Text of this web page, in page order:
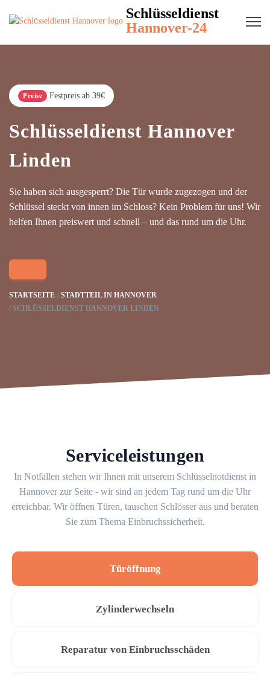
Schlüsseldienst
Hannover-24
Preise Festpreis ab 39€
Schlüsseldienst Hannover
Linden
Sie haben sich ausgesperrt? Die Tür wurde zugezogen und der
Schlüssel steckt von innen im Schloss? Kein Problem für uns! Wir
helfen Ihnen preiswert und schnell – und das rund um die Uhr.
STARTSEITE
STADTTEIL IN HANNOVER
SCHLÜSSELDIENST HANNOVER LINDEN
Serviceleistungen
In Notfällen stehen wir Ihnen mit unserem Schlüsselnotdienst in
Hannover zur Seite - wir sind an jedem Tag rund um die Uhr
erreichbar. Wir öffnen Türen, tauschen Schlösser aus und beraten
Sie zum Thema Einbruchssicherheit.
Türöffnung
Zylinderwechseln
Reparatur von Einbruchsschäden